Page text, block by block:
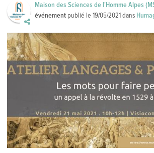
Maison des Sciences de l'Homme Alpes
événement publié le19/05/2021dans